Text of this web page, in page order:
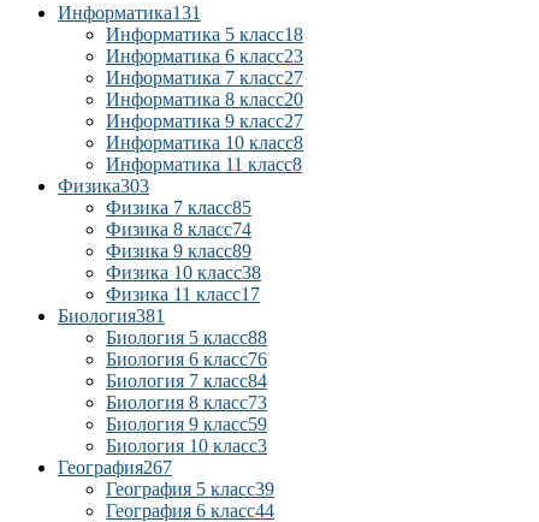
Информатика131
Информатика 5 класс18
Информатика 6 класс23
Информатика 7 класс27
Информатика 8 класс20
Информатика 9 класс27
Информатика 10 класс8
Информатика 11 класс8
Физика303
Физика 7 класс85
Физика 8 класс74
Физика 9 класс89
Физика 10 класс38
Физика 11 класс17
Биология381
Биология 5 класс88
Биология 6 класс76
Биология 7 класс84
Биология 8 класс73
Биология 9 класс59
Биология 10 класс3
География267
География 5 класс39
География 6 класс44